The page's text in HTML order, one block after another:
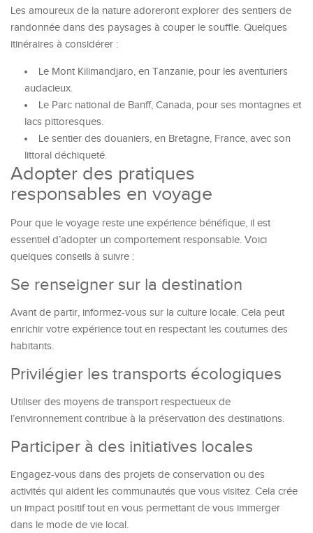
Les amoureux de la nature adoreront explorer des sentiers de
randonnée dans des paysages à couper le souffle. Quelques
itinéraires à considérer :
Le Mont Kilimandjaro, en Tanzanie, pour les aventuriers
audacieux.
Le Parc national de Banff, Canada, pour ses montagnes et
lacs pittoresques.
Le sentier des douaniers, en Bretagne, France, avec son
littoral déchiqueté.
Adopter des pratiques
responsables en voyage
Pour que le voyage reste une expérience bénéfique, il est
essentiel d’adopter un comportement responsable. Voici
quelques conseils à suivre :
Se renseigner sur la destination
Avant de partir, informez-vous sur la culture locale. Cela peut
enrichir votre expérience tout en respectant les coutumes des
habitants.
Privilégier les transports écologiques
Utiliser des moyens de transport respectueux de
l’environnement contribue à la préservation des destinations.
Participer à des initiatives locales
Engagez-vous dans des projets de conservation ou des
activités qui aident les communautés que vous visitez. Cela crée
un impact positif tout en vous permettant de vous immerger
dans le mode de vie local.